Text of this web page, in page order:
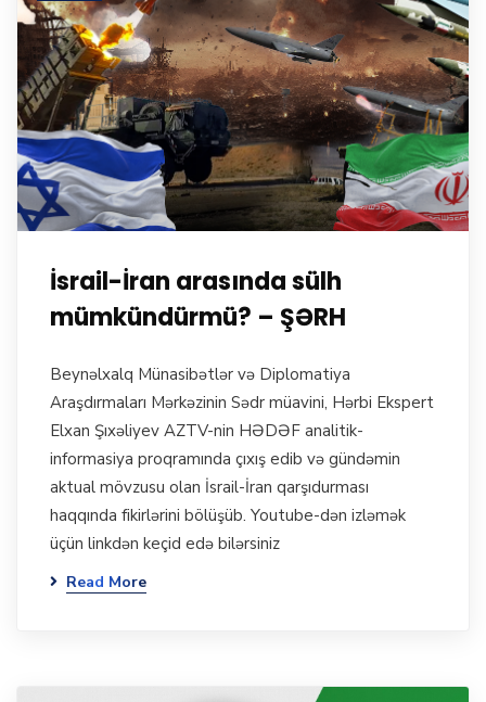
İsrail-İran arasında sülh
mümkündürmü? – ŞƏRH
Beynəlxalq Münasibətlər və Diplomatiya
Araşdırmaları Mərkəzinin Sədr müavini, Hərbi Ekspert
Elxan Şıxəliyev AZTV-nin HƏDƏF analitik-
informasiya proqramında çıxış edib və gündəmin
aktual mövzusu olan İsrail-İran qarşıdurması
haqqında fikirlərini bölüşüb. Youtube-dən izləmək
üçün linkdən keçid edə bilərsiniz
Read More